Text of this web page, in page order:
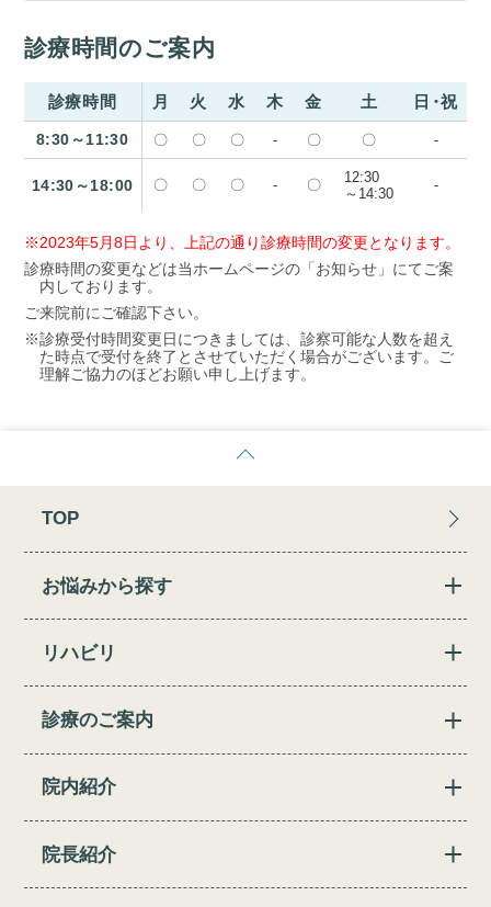
診療時間のご案内
診療時間 月 火 水 木 金 土 日・祝
8:30～11:30 〇 〇 〇 - 〇 〇 -
14:30～18:00 〇 〇 〇 - 〇
12:30
～14:30
-
※2023年5月8日より、上記の通り診療時間の変更となります。
診療時間の変更などは当ホームページの「お知らせ」にてご案
内しております。
ご来院前にご確認下さい。
※診療受付時間変更日につきましては、診察可能な人数を超え
た時点で受付を終了とさせていただく場合がございます。ご
理解ご協力のほどお願い申し上げます。
TOP
お悩みから探す
リハビリ
診療のご案内
院内紹介
院長紹介